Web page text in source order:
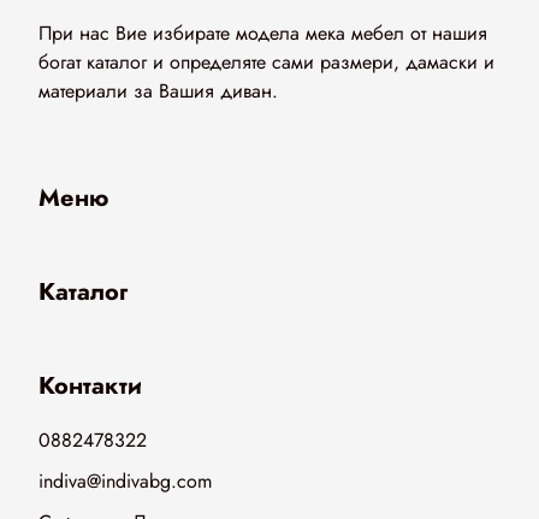
При нас Вие избирате модела мека мебел от нашия
богат каталог и определяте сами размери, дамаски и
материали за Вашия диван.
Меню
Каталог
Контакти
0882478322
indiva@indivabg.com